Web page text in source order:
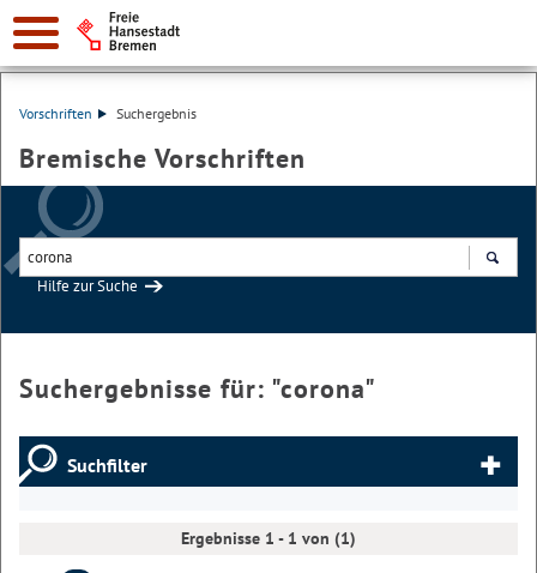
Vorschriften Suchergebnis
Bremische Vorschriften
Hilfe zur Suche
Suchergebnisse für: "corona"
Suchfilter
Ergebnisse 1 - 1 von (1)